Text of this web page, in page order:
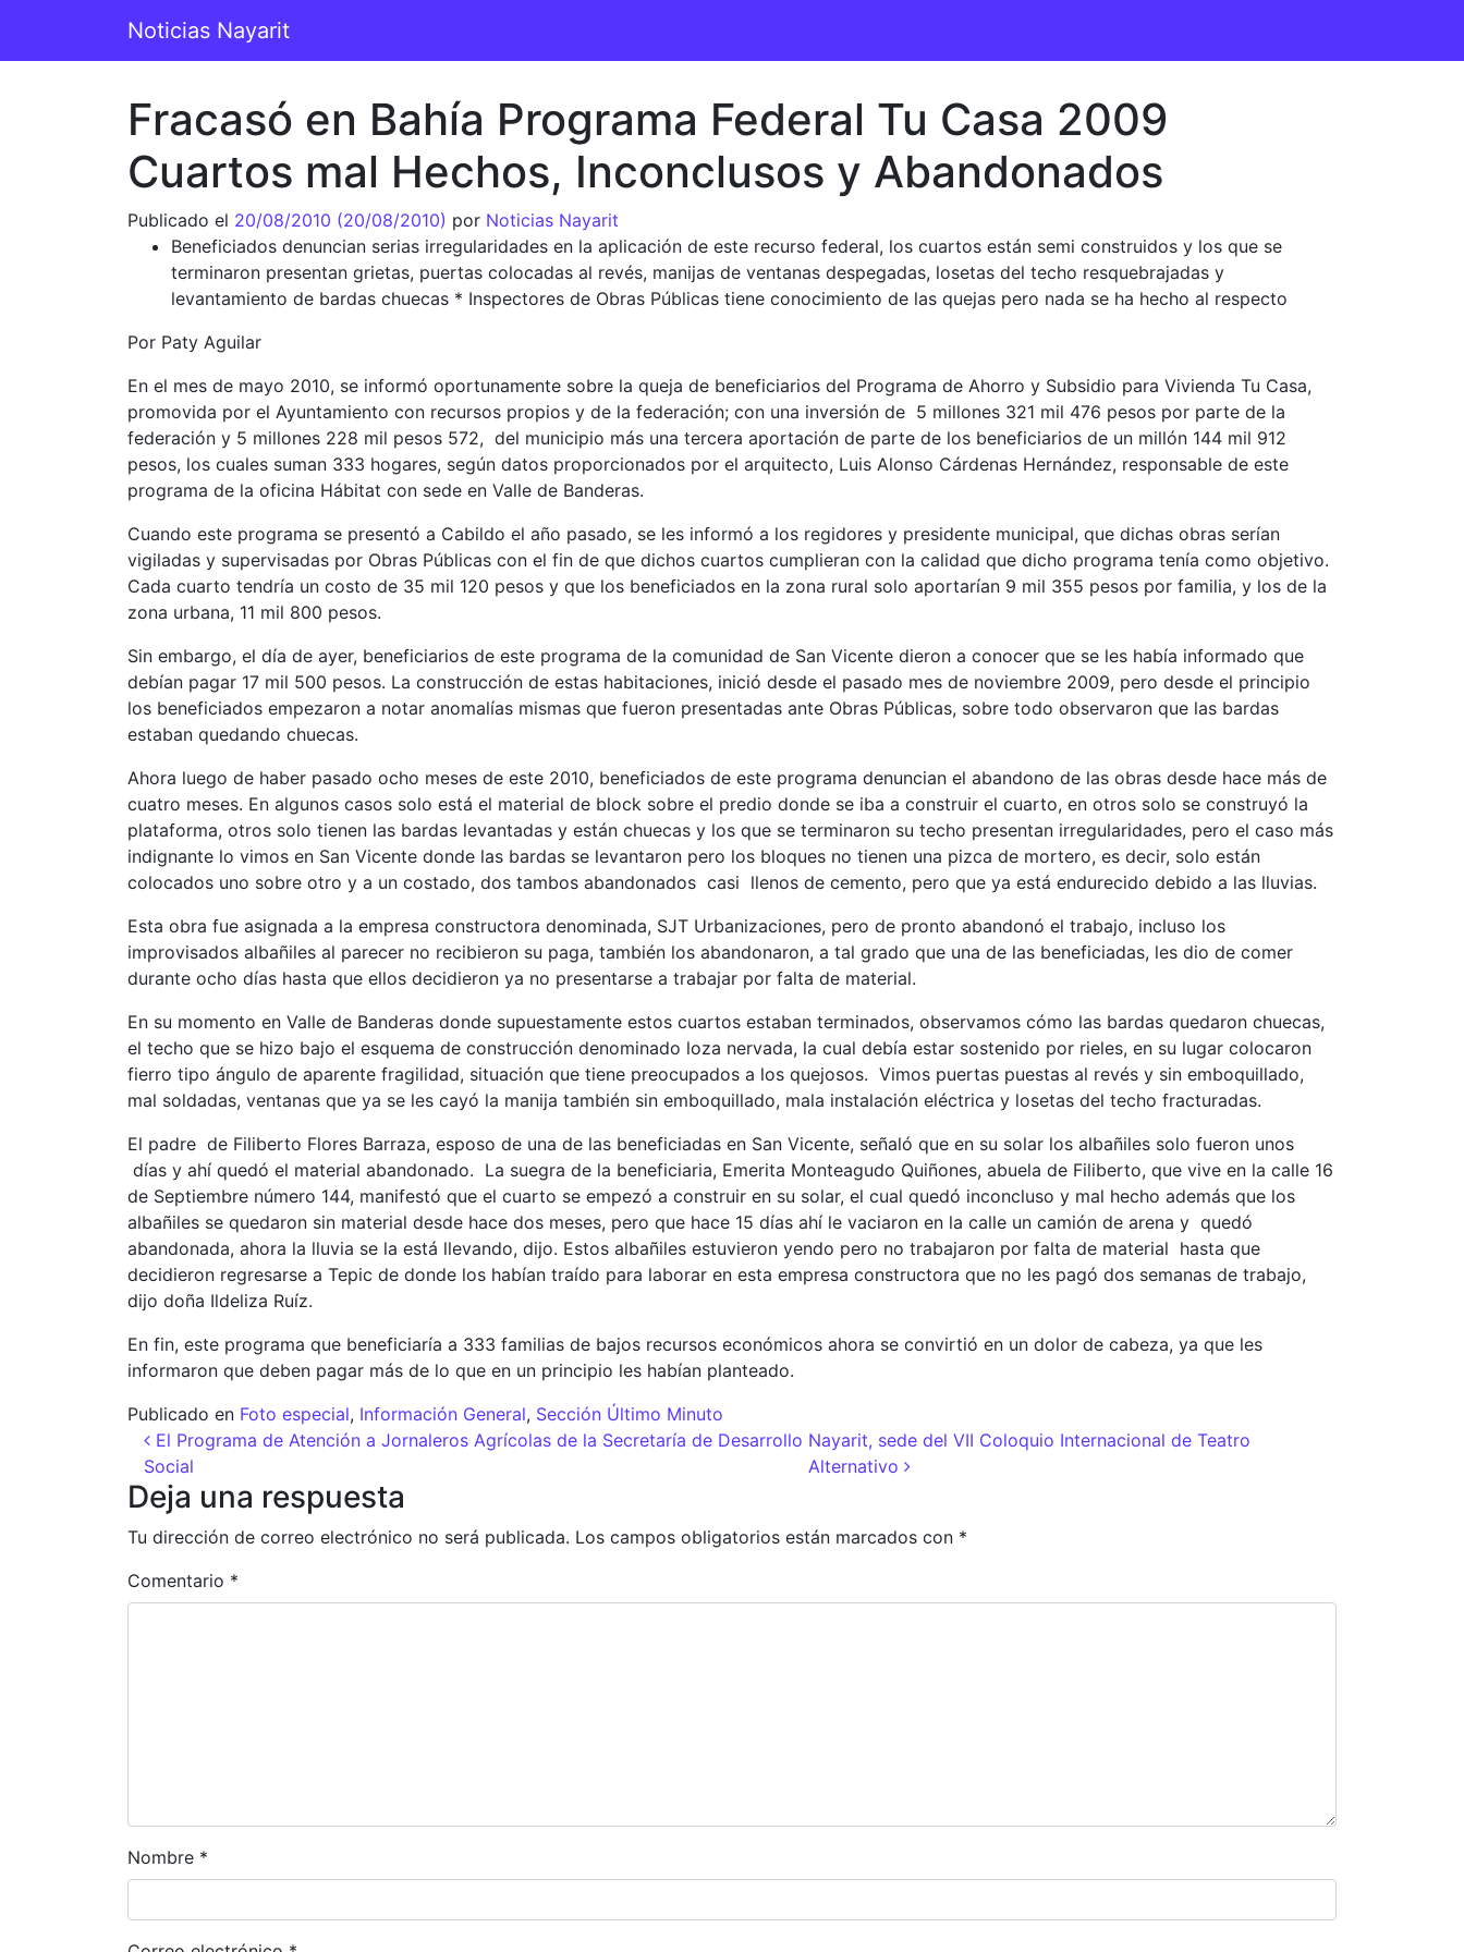
Navegación principal
Noticias Nayarit
Fracasó en Bahía Programa Federal Tu Casa 2009
Cuartos mal Hechos, Inconclusos y Abandonados
Publicado el 20/08/2010 (20/08/2010) por Noticias Nayarit
Beneficiados denuncian serias irregularidades en la aplicación de este recurso federal, los cuartos están semi construidos y los que se
terminaron presentan grietas, puertas colocadas al revés, manijas de ventanas despegadas, losetas del techo resquebrajadas y
levantamiento de bardas chuecas * Inspectores de Obras Públicas tiene conocimiento de las quejas pero nada se ha hecho al respecto
Por Paty Aguilar
En el mes de mayo 2010, se informó oportunamente sobre la queja de beneficiarios del Programa de Ahorro y Subsidio para Vivienda Tu Casa,
promovida por el Ayuntamiento con recursos propios y de la federación; con una inversión de 5 millones 321 mil 476 pesos por parte de la
federación y 5 millones 228 mil pesos 572, del municipio más una tercera aportación de parte de los beneficiarios de un millón 144 mil 912
pesos, los cuales suman 333 hogares, según datos proporcionados por el arquitecto, Luis Alonso Cárdenas Hernández, responsable de este
programa de la oficina Hábitat con sede en Valle de Banderas.
Cuando este programa se presentó a Cabildo el año pasado, se les informó a los regidores y presidente municipal, que dichas obras serían
vigiladas y supervisadas por Obras Públicas con el fin de que dichos cuartos cumplieran con la calidad que dicho programa tenía como objetivo.
Cada cuarto tendría un costo de 35 mil 120 pesos y que los beneficiados en la zona rural solo aportarían 9 mil 355 pesos por familia, y los de la
zona urbana, 11 mil 800 pesos.
Sin embargo, el día de ayer, beneficiarios de este programa de la comunidad de San Vicente dieron a conocer que se les había informado que
debían pagar 17 mil 500 pesos. La construcción de estas habitaciones, inició desde el pasado mes de noviembre 2009, pero desde el principio
los beneficiados empezaron a notar anomalías mismas que fueron presentadas ante Obras Públicas, sobre todo observaron que las bardas
estaban quedando chuecas.
Ahora luego de haber pasado ocho meses de este 2010, beneficiados de este programa denuncian el abandono de las obras desde hace más de
cuatro meses. En algunos casos solo está el material de block sobre el predio donde se iba a construir el cuarto, en otros solo se construyó la
plataforma, otros solo tienen las bardas levantadas y están chuecas y los que se terminaron su techo presentan irregularidades, pero el caso más
indignante lo vimos en San Vicente donde las bardas se levantaron pero los bloques no tienen una pizca de mortero, es decir, solo están
colocados uno sobre otro y a un costado, dos tambos abandonados casi llenos de cemento, pero que ya está endurecido debido a las lluvias.
Esta obra fue asignada a la empresa constructora denominada, SJT Urbanizaciones, pero de pronto abandonó el trabajo, incluso los
improvisados albañiles al parecer no recibieron su paga, también los abandonaron, a tal grado que una de las beneficiadas, les dio de comer
durante ocho días hasta que ellos decidieron ya no presentarse a trabajar por falta de material.
En su momento en Valle de Banderas donde supuestamente estos cuartos estaban terminados, observamos cómo las bardas quedaron chuecas,
el techo que se hizo bajo el esquema de construcción denominado loza nervada, la cual debía estar sostenido por rieles, en su lugar colocaron
fierro tipo ángulo de aparente fragilidad, situación que tiene preocupados a los quejosos. Vimos puertas puestas al revés y sin emboquillado,
mal soldadas, ventanas que ya se les cayó la manija también sin emboquillado, mala instalación eléctrica y losetas del techo fracturadas.
El padre de Filiberto Flores Barraza, esposo de una de las beneficiadas en San Vicente, señaló que en su solar los albañiles solo fueron unos
días y ahí quedó el material abandonado. La suegra de la beneficiaria, Emerita Monteagudo Quiñones, abuela de Filiberto, que vive en la calle 16
de Septiembre número 144, manifestó que el cuarto se empezó a construir en su solar, el cual quedó inconcluso y mal hecho además que los
albañiles se quedaron sin material desde hace dos meses, pero que hace 15 días ahí le vaciaron en la calle un camión de arena y quedó
abandonada, ahora la lluvia se la está llevando, dijo. Estos albañiles estuvieron yendo pero no trabajaron por falta de material hasta que
decidieron regresarse a Tepic de donde los habían traído para laborar en esta empresa constructora que no les pagó dos semanas de trabajo,
dijo doña Ildeliza Ruíz.
En fin, este programa que beneficiaría a 333 familias de bajos recursos económicos ahora se convirtió en un dolor de cabeza, ya que les
informaron que deben pagar más de lo que en un principio les habían planteado.
Publicado en Foto especial, Información General, Sección Último Minuto
Navegación de entradas
El Programa de Atención a Jornaleros Agrícolas de la Secretaría de Desarrollo
Social
Nayarit, sede del VII Coloquio Internacional de Teatro
Alternativo
Deja una respuesta
Tu dirección de correo electrónico no será publicada. Los campos obligatorios están marcados con *
Comentario *
Nombre *